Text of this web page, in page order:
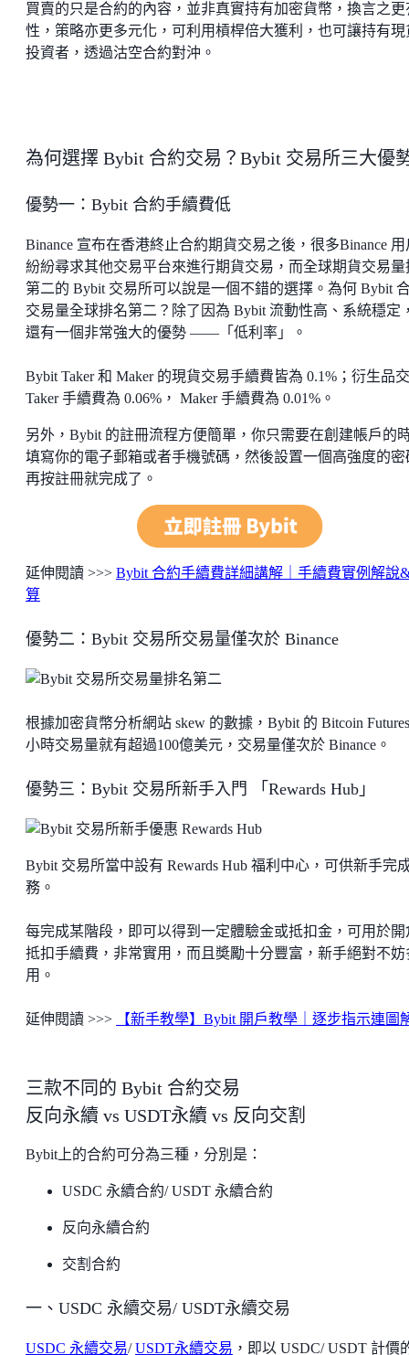
買賣的只是合約的內容，並非真實持有加密貨幣，換言之更
性，策略亦更多元化，可利用槓桿倍大獲利，也可讓持有現
投資者，透過沽空合約對沖。
為何選擇 Bybit 合約交易？Bybit 交易所三大優
優勢一：Bybit 合約手續費低
Binance 宣布在香港終止合約期貨交易之後，很多Binance
紛紛尋求其他交易平台來進行期貨交易，而全球期貨交易量
第二的 Bybit 交易所可以說是一個不錯的選擇。為何 Bybit
交易量全球排名第二？除了因為 Bybit 流動性高、系統穩定
還有一個非常強大的優勢 ——「低利率」。
Bybit Taker 和 Maker 的現貨交易手續費皆為 0.1%；衍生品
Taker 手續費為 0.06%， Maker 手續費為 0.01%。
另外，Bybit 的註冊流程方便簡單，你只需要在創建帳戶的
填寫你的電子郵箱或者手機號碼，然後設置一個高強度的密
再按註冊就完成了。
延伸閱讀 >>> Bybit 合約手續費詳細講解｜手續費實例解說
算
優勢二：Bybit 交易所交易量僅次於 Binance
根據加密貨幣分析網站 skew 的數據，Bybit 的 Bitcoin
小時交易量就有超過100億美元，交易量僅次於 Binance。
優勢三：Bybit 交易所新手入門 「Rewards Hub」
Bybit 交易所當中設有 Rewards Hub 福利中心，可供新手完
務。
每完成某階段，即可以得到一定體驗金或抵扣金，可用於開
抵扣手續費，非常實用，而且奬勵十分豐富，新手絕對不妨
用。
延伸閱讀 >>> 【新手教學】Bybit 開戶教學｜逐步指示連圖
三款不同的 Bybit 合約交易
反向永續 vs USDT永續 vs 反向交割
Bybit上的合約可分為三種，分別是：
USDC 永續合約/ USDT 永續合約
反向永續合約
交割合約
一、USDC 永續交易/ USDT永續交易
USDC 永續交易/USDT永續交易 ，即以 USDC/ USDT 計價